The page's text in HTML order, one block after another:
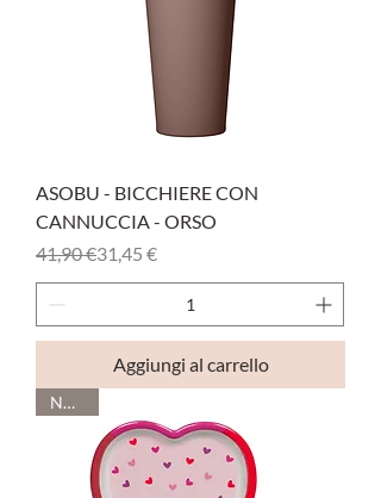
ASOBU - BICCHIERE CON
CANNUCCIA - ORSO
Prezzo regolare
41,90 €
Prezzo scontato
31,45 €
Aggiungi al carrello
Novità